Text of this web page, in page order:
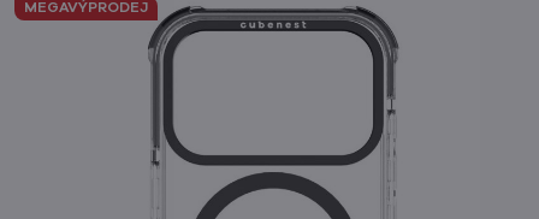
MEGAVÝPRODEJ